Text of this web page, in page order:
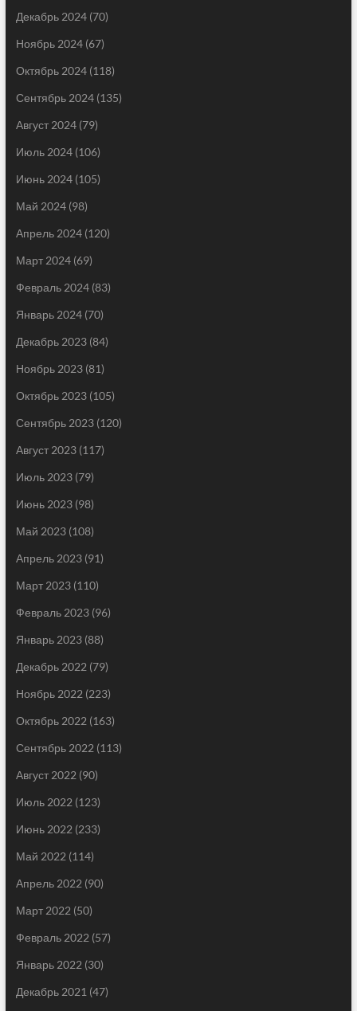
Декабрь 2024(70)
Ноябрь 2024(67)
Октябрь 2024(118)
Сентябрь 2024(135)
Август 2024(79)
Июль 2024(106)
Июнь 2024(105)
Май 2024(98)
Апрель 2024(120)
Март 2024(69)
Февраль 2024(83)
Январь 2024(70)
Декабрь 2023(84)
Ноябрь 2023(81)
Октябрь 2023(105)
Сентябрь 2023(120)
Август 2023(117)
Июль 2023(79)
Июнь 2023(98)
Май 2023(108)
Апрель 2023(91)
Март 2023(110)
Февраль 2023(96)
Январь 2023(88)
Декабрь 2022 (79)
Ноябрь 2022 (223)
Октябрь 2022 (163)
Сентябрь 2022 (113)
Август 2022 (90)
Июль 2022 (123)
Июнь 2022 (233)
Май 2022 (114)
Апрель 2022 (90)
Март 2022 (50)
Февраль 2022 (57)
Январь 2022 (30)
Декабрь 2021 (47)